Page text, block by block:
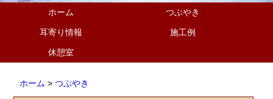
ホーム つぶやき
耳寄り情報 施工例
休憩室
ホーム >つぶやき